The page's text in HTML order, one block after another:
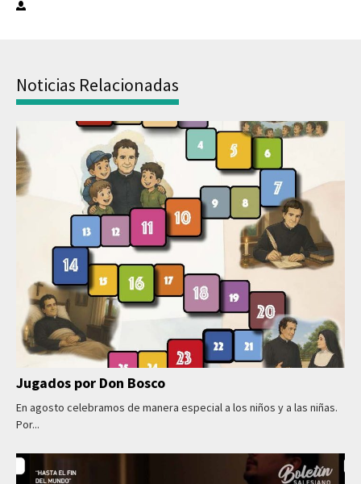
Noticias Relacionadas
Jugados por Don Bosco
En agosto celebramos de manera especial a los niños y a las niñas.
Por...